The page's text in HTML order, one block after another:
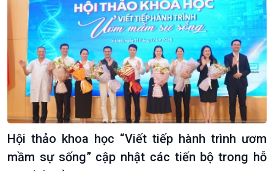
Pháp luật và đời sống
Hội thảo khoa học “Viết tiếp hành trình ươm
mầm sự sống” cập nhật các tiến bộ trong hỗ